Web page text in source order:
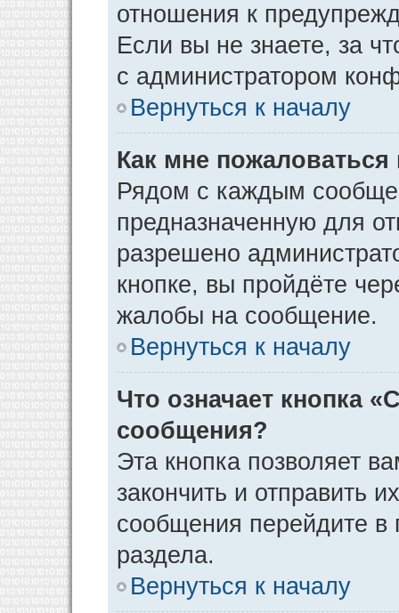
отношения к
Если вы не знаете, за
с администратором
Вернуться к началу
Как мне
Рядом с каждым
предназначенную для
разрешено
кнопке, вы пройдёте
жалобы на сообщение.
Вернуться к началу
Что означает кнопка
сообщения?
Эта кнопка позволяет
закончить и отправить
сообщения перейдите в
раздела.
Вернуться к началу